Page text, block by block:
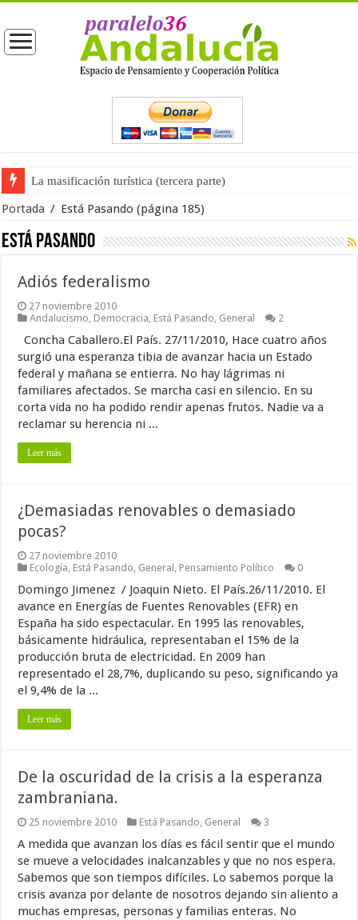
La masificación turística (tercera parte)
Portada / Está Pasando (página 185)
Está Pasando
Adiós federalismo
27 noviembre 2010
Andalucismo, Democracia, Está Pasando, General 2
Concha Caballero.El País. 27/11/2010, Hace cuatro años
surgió una esperanza tibia de avanzar hacia un Estado
federal y mañana se entierra. No hay lágrimas ni
familiares afectados. Se marcha casi en silencio. En su
corta vida no ha podido rendir apenas frutos. Nadie va a
reclamar su herencia ni ...
Leer más
¿Demasiadas renovables o demasiado
pocas?
27 noviembre 2010
Ecología, Está Pasando, General , Pensamiento Político 0
Domingo Jimenez / Joaquin Nieto. El País.26/11/2010. El
avance en Energías de Fuentes Renovables (EFR) en
España ha sido espectacular. En 1995 las renovables,
básicamente hidráulica, representaban el 15% de la
producción bruta de electricidad. En 2009 han
representado el 28,7%, duplicando su peso, significando ya
el 9,4% de la ...
Leer más
De la oscuridad de la crisis a la esperanza
zambraniana.
25 noviembre 2010 Está Pasando, General 3
A medida que avanzan los días es fácil sentir que el mundo
se mueve a velocidades inalcanzables y que no nos espera.
Sabemos que son tiempos difíciles. Lo sabemos porque la
crisis avanza por delante de nosotros dejando sin aliento a
muchas empresas, personas y familias enteras. No